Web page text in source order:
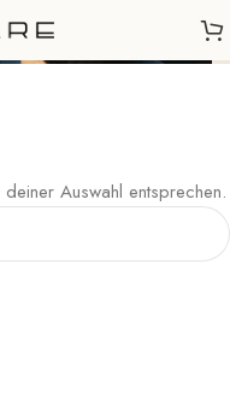
Auswahl entsprechen.